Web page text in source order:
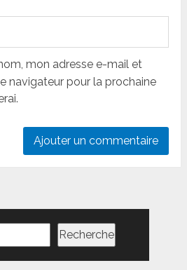
mon adresse e-mail et
navigateur pour la prochaine
Recherche